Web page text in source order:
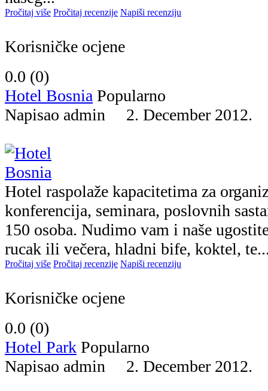
Pročitaj više Pročitaj recenzije Napiši recenziju
Korisničke ocjene
0.0 (0)
Hotel Bosnia Popularno
Napisao admin 2. December
Hotel raspolaže kapacitetima za
konferencija, seminara, poslovnih
150 osoba. Nudimo vam i naše
rucak ili večera, hladni bife, koktel,
Pročitaj više Pročitaj recenzije Napiši recenziju
Korisničke ocjene
0.0 (0)
Hotel Park Popularno
Napisao admin 2. December